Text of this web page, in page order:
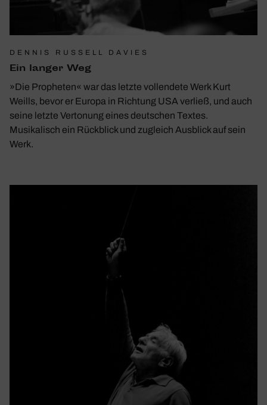
DENNIS RUSSELL DAVIES
Ein langer Weg
»Die Propheten« war das letzte vollendete Werk Kurt
Weills, bevor er Europa in Richtung USA verließ, und auch
seine letzte Vertonung eines deutschen Textes.
Musikalisch ein Rückblick und zugleich Ausblick auf sein
Werk.